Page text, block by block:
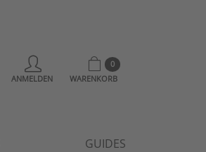
ANMELDEN
0
WARENKORB
GUIDES